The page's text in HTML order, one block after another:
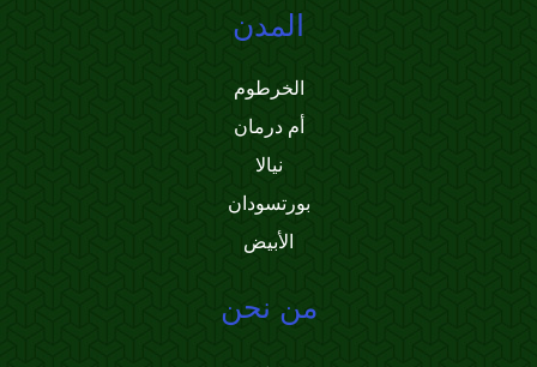
المدن
الخرطوم
أم درمان
نيالا
بورتسودان
الأبيض
من نحن